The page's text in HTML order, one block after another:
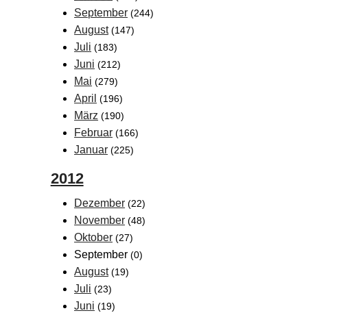
September (244)
August (147)
Juli (183)
Juni (212)
Mai (279)
April (196)
März (190)
Februar (166)
Januar (225)
2012
Dezember (22)
November (48)
Oktober (27)
September(0)
August (19)
Juli (23)
Juni (19)